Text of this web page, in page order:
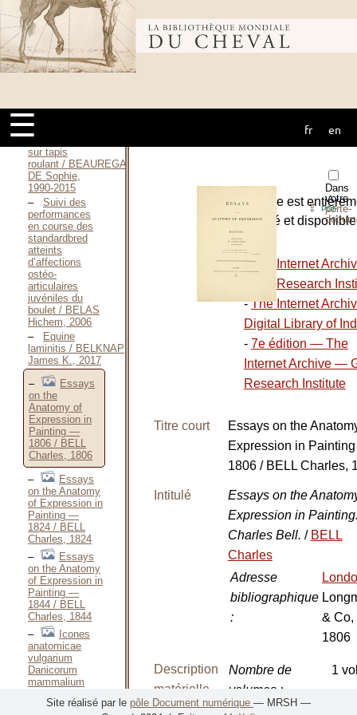
Bibliothèque
mondiale du
cheval
☰ fr en
Le
cheval / BEACH
Joshua, 2011
La
latéralité motrice
des boiteries
chez le cheval
sur tapis
roulant / BEAUREGARD
DE Sophie,
1990-2015
Suivi des
performances
en course des
standardbred
atteints
d’affections
ostéo-
articulaires
juvéniles du
boulet / BELAS
Hichem, 2006
Equine
laminitis / BELKNAP
James K., 2017
Essays
on the
Anatomy of
Expression in
Painting —
1806 / BELL
Charles, 1806
Essays
on the Anatomy
of Expression in
Painting —
1824 / BELL
Charles, 1824
Essays
on the Anatomy
of Expression in
Painting —
1844 / BELL
Charles, 1844
Icones
anatomicae
vulgarium
Danicorum
mammalium
Henricus
Dans
votre
porte-
⇪PDF
L’ouvrage est
numérisé et
le site :
-The Internet
Getty Research
-The Internet
Digital Library of
- 7e édition — The
Internet Archive —
Research Institute
Titre court
Essays on the
Expression in
1806 / BELL Charles,
Intitulé
Essays on the
Expression in
Charles Bell. / BELL
Charles
Adresse
bibliographique
:
& Co,
1806
Description
matérielle
Nombre de
volumes:
1
Nombre de pages
Site réalisé par le pôle Document numérique — MRSH —